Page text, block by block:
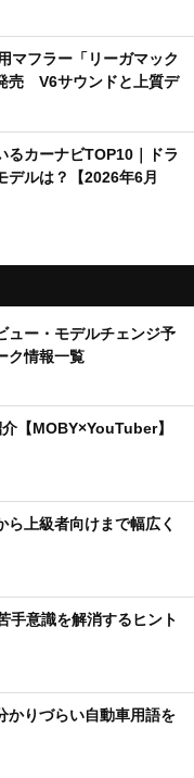
マフラー「リーガマック
売 V6サウンドと上質デ
るカーナビTOP10｜ドラ
デルは？【2026年6月
ュー・モデルチェンジ予
ク情報一覧
【MOBY×YouTuber】
ら上級者向けまで幅広く
手意識を解消するヒント
かりづらい自動車用語を